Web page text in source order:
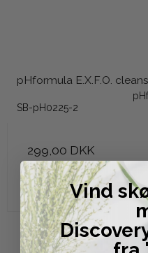
pHformula E.X.F.O.
SB-pH0225-2
299,00 DKK
Vind